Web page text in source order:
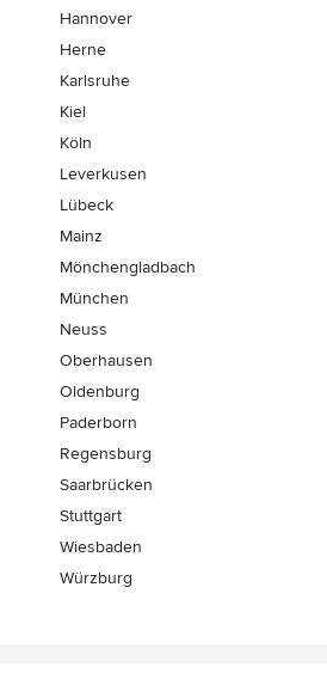
Hannover
Herne
Karlsruhe
Kiel
Köln
Leverkusen
Lübeck
Mainz
Mönchen­gladbach
München
Neuss
Oberhausen
Oldenburg
Paderborn
Regensburg
Saarbrücken
Stuttgart
Wiesbaden
Würzburg